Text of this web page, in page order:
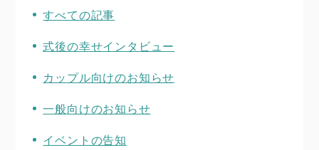
すべての記事
式後の幸せインタビュー
カップル向けのお知らせ
一般向けのお知らせ
イベントの告知